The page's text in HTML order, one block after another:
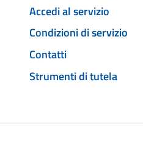
Accedi al servizio
Condizioni di servizio
Contatti
Strumenti di tutela